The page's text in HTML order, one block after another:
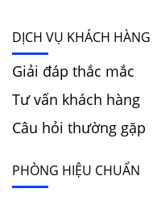
DỊCH VỤ KHÁCH HÀNG
Giải đáp thắc mắc
Tư vấn khách hàng
Câu hỏi thường gặp
PHÒNG HIỆU CHUẨN